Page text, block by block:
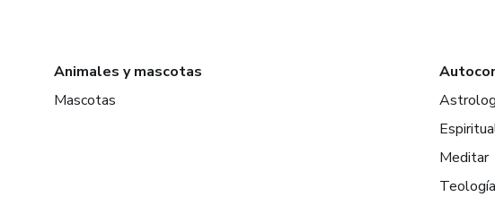
Animales y mascotas
Mascotas
Meditar
Teología